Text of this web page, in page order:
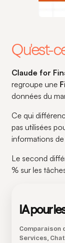
Qu'est-
Claude for
regroupe une
données du
Ce qui
pas utilisées
informations
Le second
% sur les
IA pour
Services,